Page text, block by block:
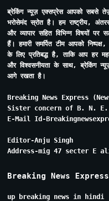
ब्रेकिंग न्यूज़ एक्सप्रेस आपको सबसे
भरोसेमंद स्रोत है। हम राष्ट्रीय,
और व्यापार सहित विभिन्न विषयों पर
हैं। हमारी समर्पित टीम आपको
के लिए प्रतिबद्ध है, ताकि आप हर
और विश्वसनीयता के साथ, ब्रेकिंग
आगे रखता है।
Breaking News Express
Sister concern of B. N.
E-Mail Id-
Editor-Anju Singh
Address-mig 47 secter E
Breaking News Express
up breaking news in hindi